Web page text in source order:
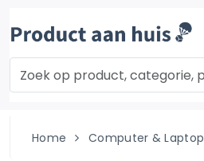
Home Computer & Laptop